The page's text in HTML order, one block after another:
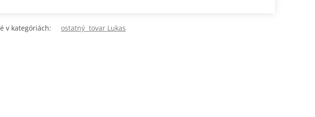
v kategóriách: ostatný tovar Lukas